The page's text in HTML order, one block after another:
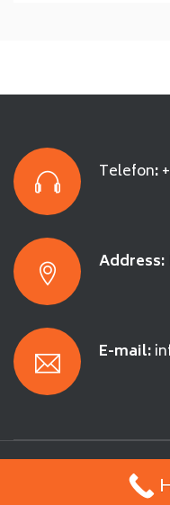
Telefon:
Address:
E-mail:
Copyright © 2019